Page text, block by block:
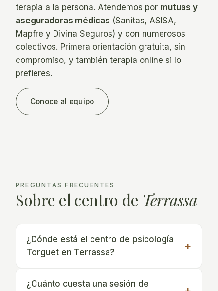
terapia a la persona. Atendemos por mutuas y
aseguradoras médicas (Sanitas, ASISA,
Mapfre y Divina Seguros) y con numerosos
colectivos. Primera orientación gratuita, sin
compromiso, y también terapia online si lo
prefieres.
Conoce al equipo
PREGUNTAS FRECUENTES
Sobre el centro de Terrassa
¿Dónde está el centro de psicología
Torguet en Terrassa?
¿Cuánto cuesta una sesión de